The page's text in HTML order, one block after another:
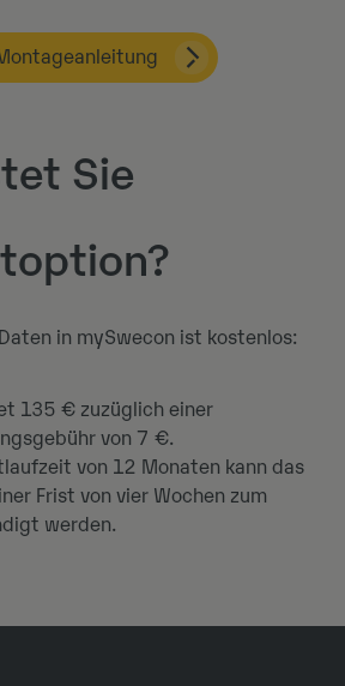
Sie
in mySwecon ist kostenlos:
135 € zuzüglich einer
von 7 €.
von 12 Monaten kann das
Frist von vier Wochen zum
werden.